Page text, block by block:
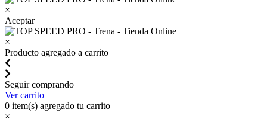
×
Aceptar
×
Producto agregado a carrito
Seguir comprando
Ver carrito
0 item(s) agregado tu carrito
×